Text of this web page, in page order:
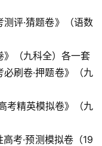
评·猜题卷》（语数
（九科全）各一套
刷卷·押题卷》（九
考精英模拟卷》（九
考·预测模拟卷（19